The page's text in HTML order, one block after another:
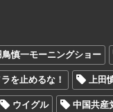
鳥慎一モーニングショー
を止めるな！ 上田
ウイグル 中国共産